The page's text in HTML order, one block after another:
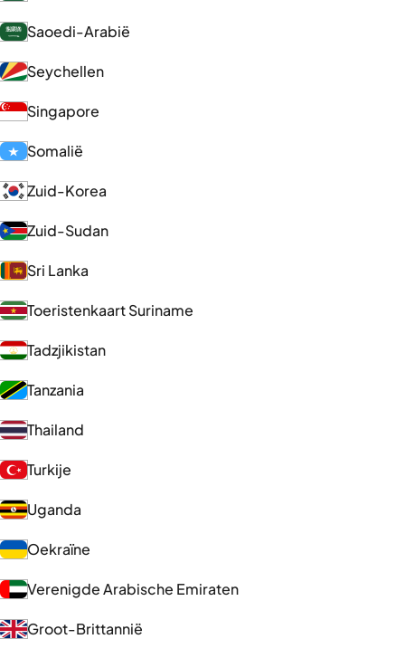
Saoedi-Arabië
Seychellen
Singapore
Somalië
Zuid-Korea
Zuid-Sudan
Sri Lanka
Toeristenkaart Suriname
Tadzjikistan
Tanzania
Thailand
Turkije
Uganda
Oekraïne
Verenigde Arabische Emiraten
Groot-Brittannië